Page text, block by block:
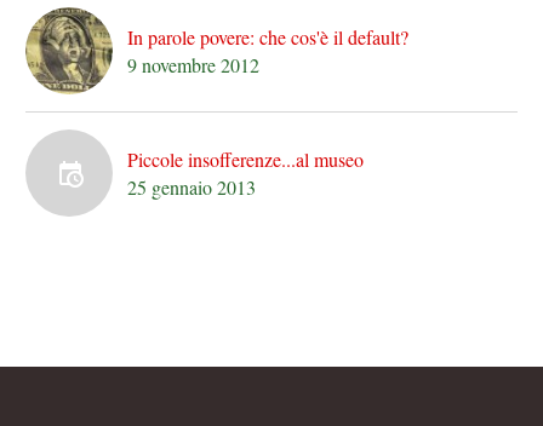
In parole povere: che cos'è il default?
9 novembre 2012
Piccole insofferenze...al museo
25 gennaio 2013